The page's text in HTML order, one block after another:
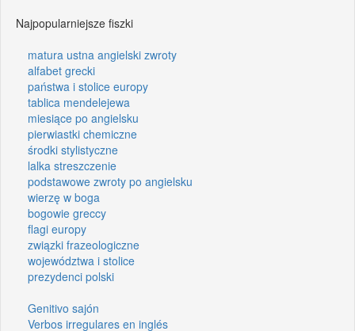
Najpopularniejsze fiszki
matura ustna angielski zwroty
alfabet grecki
państwa i stolice europy
tablica mendelejewa
miesiące po angielsku
pierwiastki chemiczne
środki stylistyczne
lalka streszczenie
podstawowe zwroty po angielsku
wierzę w boga
bogowie greccy
flagi europy
związki frazeologiczne
województwa i stolice
prezydenci polski
Genitivo sajón
Verbos irregulares en inglés